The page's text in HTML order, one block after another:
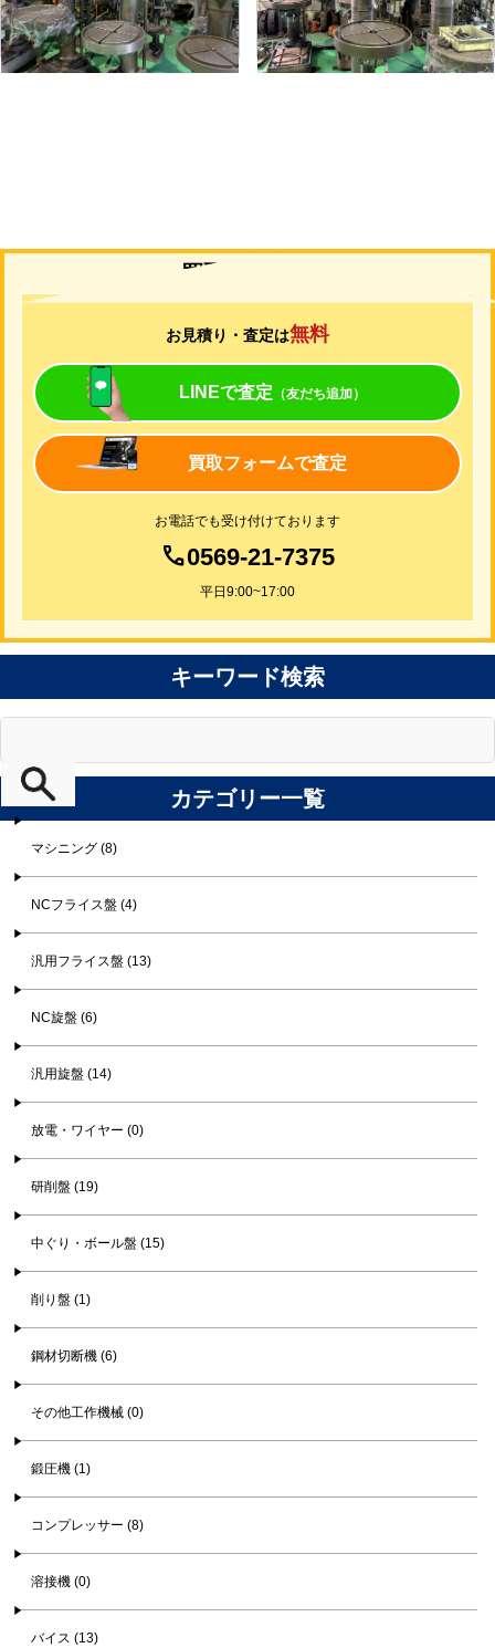
年 式- 年 式-
買取について
お見積り・査定は無料
LINEで査定 （友だち追加）
買取フォームで査定
お電話でも受け付けております
0569-21-7375
平日9:00~17:00
キーワード検索
カテゴリー一覧
マシニング (8)
NCフライス盤 (4)
汎用フライス盤 (13)
NC旋盤 (6)
汎用旋盤 (14)
放電・ワイヤー (0)
研削盤 (19)
中ぐり・ボール盤 (15)
削り盤 (1)
鋼材切断機 (6)
その他工作機械 (0)
鍛圧機 (1)
コンプレッサー (8)
溶接機 (0)
バイス (13)